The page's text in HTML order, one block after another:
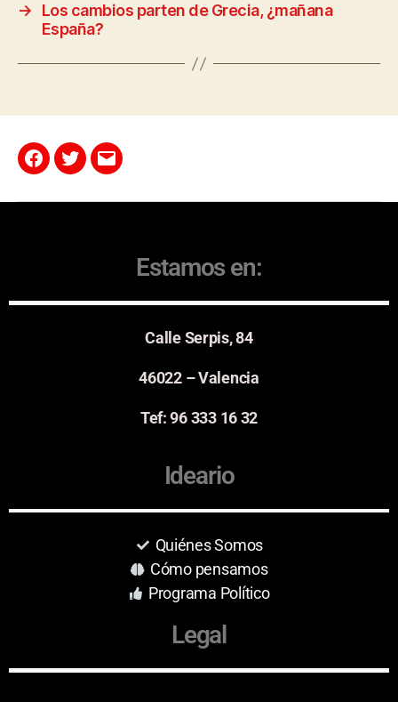
→
Los cambios parten de Grecia, ¿mañana
España?
Estamos en:
Calle Serpis, 84
46022 – Valencia
Tef: 96 333 16 32
Ideario
Quiénes Somos
Cómo pensamos
Programa Político
Legal